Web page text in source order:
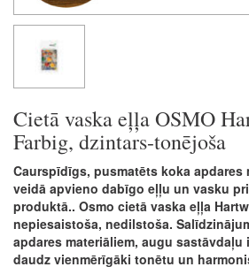
Cietā vaska eļļa OSMO
Farbig, dzintars-tonējoša
Caurspīdīgs, pusmatēts koka apdares
veidā apvieno dabīgo eļļu un vasku
produktā.. Osmo cietā vaska eļļa
nepiesaistoša, nedilstoša.
apdares materiāliem, augu sastāvdaļu
daudz vienmērīgāki tonētu un